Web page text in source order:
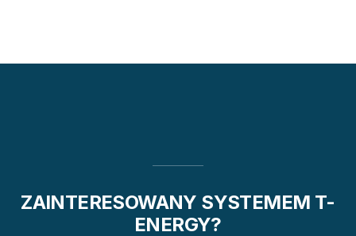
ZAINTERESOWANY SYSTEMEM T-
ENERGY?